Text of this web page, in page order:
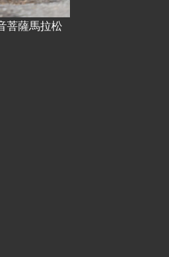
菩薩馬拉松